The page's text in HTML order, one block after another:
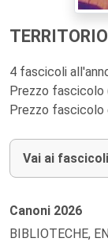
TERRITORIO
4 fascicoli
Prezzo fascicolo
Prezzo fascicolo
Vai ai
Canoni 2026
BIBLIOTECHE,